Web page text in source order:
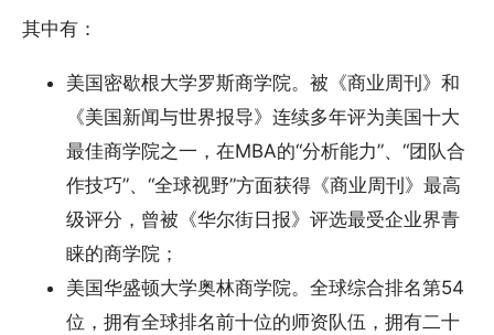
其中有：
美国密歇根大学罗斯商学院。被《商业周刊》和
《美国新闻与世界报导》连续多年评为美国十大
最佳商学院之一，在MBA的“分析能力”、“团队合
作技巧”、“全球视野”方面获得《商业周刊》最高
级评分，曾被《华尔街日报》评选最受企业界青
睐的商学院；
美国华盛顿大学奥林商学院。全球综合排名第54
位，拥有全球排名前十位的师资队伍，拥有二十